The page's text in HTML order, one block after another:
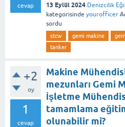
cevap 13 Eylül 2024 Denizcilik
kategorisinde yourofficer
sordu
stcw gemi makine
tanker
+2
oy
1
cevap
Makine
mezunları Gemi
İşletme
tamamlama
olunabilir mi?